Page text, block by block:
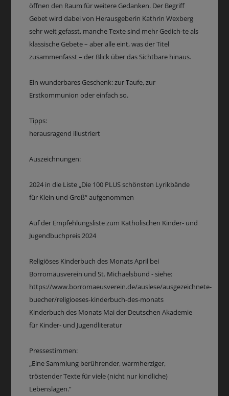
öffnen den Raum für weitere Gedanken. Der Begriff
Gebet wird dabei von Herausgeberin Kathrin Wexberg
sehr weit gefasst, manche Texte sind mehr Gedich-te als
klassische Gebete – aber alle eint, was der Titel
zusammenfasst – der Blick über das Sichtbare hinaus.
Ein wunderbares Geschenk: zur Taufe, zur
Erstkommunion oder einfach so.
Tipps:
herausragend illustriert
Auszeichnungen:
2024 in die Liste „Die 100 PLUS schönsten Lyrikbände
für Klein und Groß“ aufgenommen
Auf der Empfehlungsliste zum Katholischen Kinder- und
Jugendbuchpreis 2024
Religiöses Kinderbuch des Monats April bei
Borromäusverein und St. Michaelsbund - siehe:
https://www.borromaeusverein.de/auslese/ausgezeichnete-
buecher/religioeses-kinderbuch-des-monats
Kinderbuch des Monats Mai der Deutschen Akademie
für Kinder- und Jugendliteratur
Pressestimmen:
„Eine Sammlung berührender, warmherziger,
tröstender Texte für viele (nicht nur kindliche)
Lebenslagen.“